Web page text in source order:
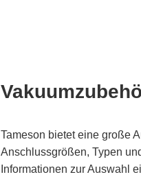
Tameson bietet eine große
Anschlussgrößen, Typen
Informationen zur Auswahl